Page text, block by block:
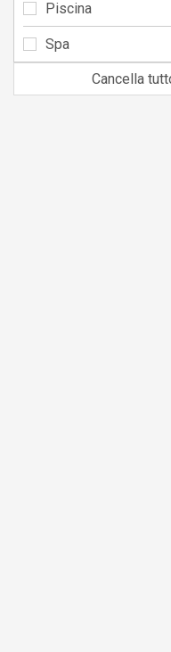
Piscina
Spa
Cancella